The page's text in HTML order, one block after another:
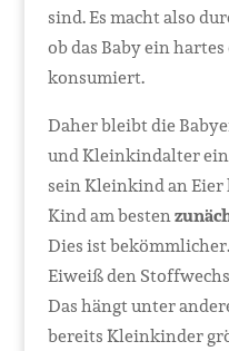
sind. Es macht also
ob das Baby ein
konsumiert.
Daher bleibt die
und Kleinkindalter
sein Kleinkind an
Kind am besten
Dies ist
Eiweiß den
Das hängt unter
bereits Kleinkinder